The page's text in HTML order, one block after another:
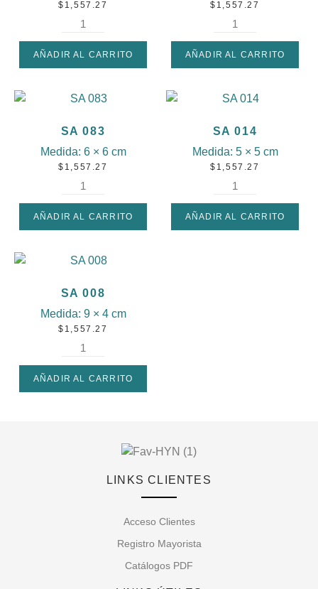
$ 1,557.27
AÑADIR AL CARRITO
$ 1,557.27
AÑADIR AL CARRITO
SA 083
Medida: 6 × 6 cm
$ 1,557.27
AÑADIR AL CARRITO
SA 014
Medida: 5 × 5 cm
$ 1,557.27
AÑADIR AL CARRITO
SA 008
Medida: 9 × 4 cm
$ 1,557.27
AÑADIR AL CARRITO
LINKS CLIENTES
Acceso Clientes
Registro Mayorista
Catálogos PDF